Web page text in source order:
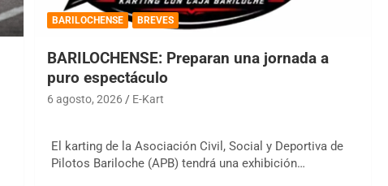
BARILOCHENSE BREVES
BARILOCHENSE: Preparan una jornada a
puro espectáculo
6 agosto, 2026 E-Kart
El karting de la Asociación Civil, Social y Deportiva de
Pilotos Bariloche (APB) tendrá una exhibición…